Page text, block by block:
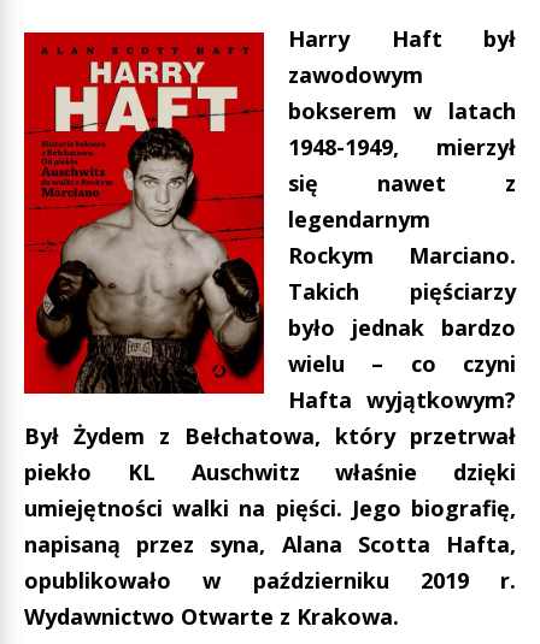
Harry Haft był
zawodowym
bokserem w latach
1948-1949, mierzył
się nawet z
legendarnym
Rockym Marciano.
Takich pięściarzy
było jednak bardzo
wielu – co czyni
Hafta wyjątkowym?
Był Żydem z Bełchatowa, który przetrwał
piekło KL Auschwitz właśnie dzięki
umiejętności walki na pięści. Jego biografię,
napisaną przez syna, Alana Scotta Hafta,
opublikowało w październiku 2019 r.
Wydawnictwo Otwarte z Krakowa.